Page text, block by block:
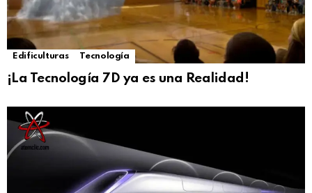
Edificulturas Tecnología
¡La Tecnología 7D ya es una Realidad!